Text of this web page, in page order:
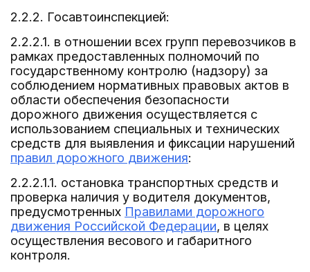
2.2.2. Госавтоинспекцией:
2.2.2.1. в отношении всех групп перевозчиков в
рамках предоставленных полномочий по
государственному контролю (надзору) за
соблюдением нормативных правовых актов в
области обеспечения безопасности
дорожного движения осуществляется с
использованием специальных и технических
средств для выявления и фиксации нарушений
правил дорожного движения:
2.2.2.1.1. остановка транспортных средств и
проверка наличия у водителя документов,
предусмотренных Правилами дорожного
движения Российской Федерации, в целях
осуществления весового и габаритного
контроля.